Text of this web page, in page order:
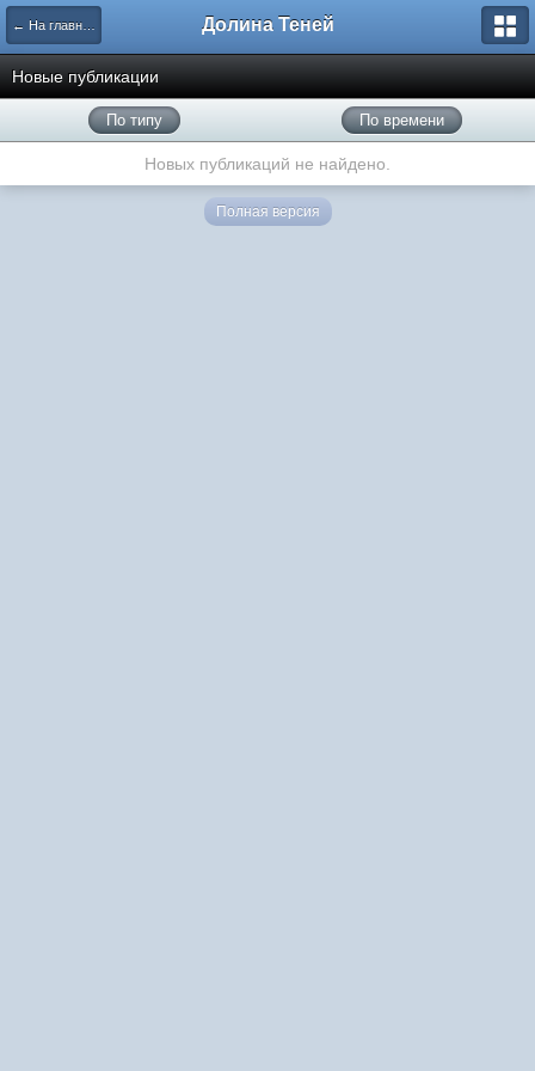
← На главную Долина Теней
Новые публикации
По типу По времени
Новых публикаций не найдено.
Полная версия